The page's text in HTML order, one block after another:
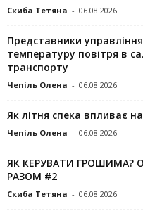
Скиба Тетяна - 06.08.2026
Представники
температуру повітря в
транспорту
Чепіль Олена - 06.08.2026
Як літня спека впливає
Чепіль Олена - 06.08.2026
ЯК КЕРУВАТИ ГРОШИМА?
РАЗОМ #2
Скиба Тетяна - 06.08.2026